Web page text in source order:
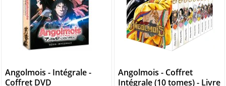
Angolmois - Intégrale -
Coffret DVD
Angolmois - Coffret
Intégrale (10 tomes) - Livre